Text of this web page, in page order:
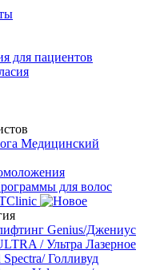
для пациентов
Медицинский
для волос
Genius/Джениус
/ Ультра Лазерное
Голливуд